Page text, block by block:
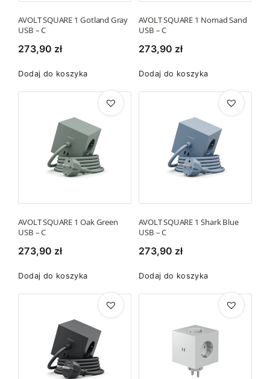
AVOLT SQUARE 1 Gotland Gray
USB – C
273,90 zł
Dodaj do koszyka
AVOLT SQUARE 1 Nomad Sand
USB – C
273,90 zł
Dodaj do koszyka
AVOLT SQUARE 1 Oak Green
USB – C
273,90 zł
Dodaj do koszyka
AVOLT SQUARE 1 Shark Blue
USB – C
273,90 zł
Dodaj do koszyka